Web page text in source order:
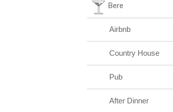
Bere
Airbnb
Country House
Pub
After Dinner